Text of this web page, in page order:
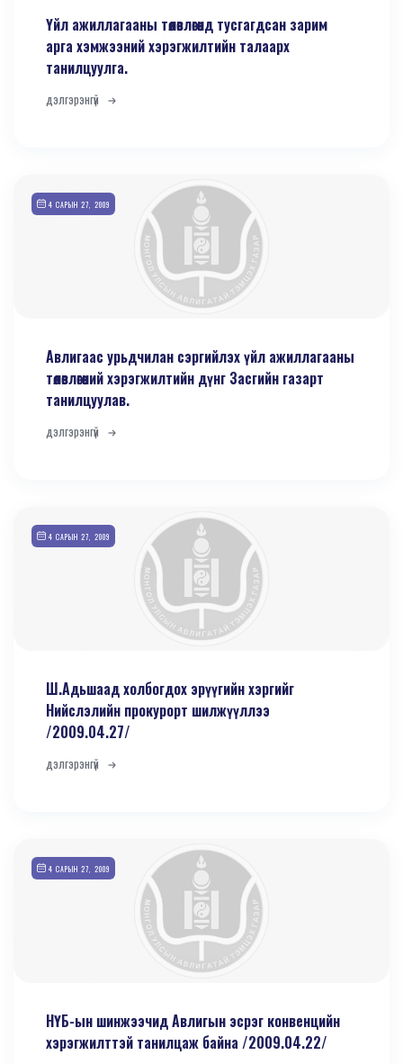
Үйл ажиллагааны төлөвлөгөөнд тусгагдсан зарим
арга хэмжээний хэрэгжилтийн талаарх
танилцуулга.
дэлгэрэнгүй
4 САРЫН 27, 2009
Авлигаас урьдчилан сэргийлэх үйл ажиллагааны
төлөвлөгөөний хэрэгжилтийн дүнг Засгийн газарт
танилцуулав.
дэлгэрэнгүй
4 САРЫН 27, 2009
Ш.Адьшаад холбогдох эрүүгийн хэргийг
Нийслэлийн прокурорт шилжүүллээ
/2009.04.27/
дэлгэрэнгүй
4 САРЫН 27, 2009
НҮБ-ын шинжээчид Авлигын эсрэг конвенцийн
хэрэгжилттэй танилцаж байна /2009.04.22/